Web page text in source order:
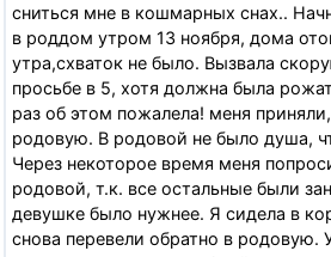
сниться мне в кошмарных снах..
в роддом утром 13 ноября, дома
утра,схваток не было. Вызвала
просьбе в 5, хотя должна была
раз об этом пожалела! меня
родовую. В родовой не было душа,
Через некоторое время меня
родовой, т.к. все остальные были
девушке было нужнее. Я сидела в
снова перевели обратно в родовую.